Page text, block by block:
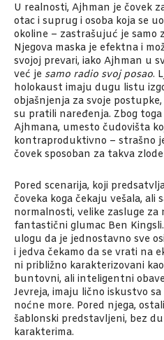
U realnosti, Ajhman je čovek
otac i suprug i osoba koja se
okoline – zastrašujuć je samo
Njegova maska je efektna i
svojoj prevari, iako Ajhman u
već je samo radio svoj posao.
holokaust imaju dugu listu
objašnjenja za svoje
su pratili naređenja. Zbog
Ajhmana, umesto čudovišta
kontraproduktivno – strašno
čovek sposoban za takva
Pored scenarija, koji
čoveka koga čekaju vešala, ali
normalnosti, velike zasluge
fantastični glumac Ben
ulogu da je jednostavno sve
i jedva čekamo da se vrati na
ni približno karakterizovani
buntovni, ali inteligentni
Jevreja, imaju lično iskustvo
noćne more. Pored njega,
šablonski predstavljeni, bez
karakterima.